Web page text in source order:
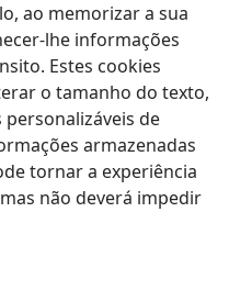
ao memorizar a sua
lhe informações
Estes cookies
o tamanho do texto,
de
armazenadas
tornar a experiência
não deverá impedir